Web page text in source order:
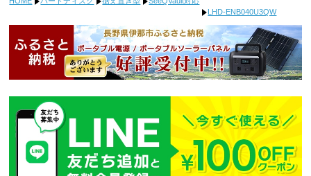
LHD-ENB040U3QW